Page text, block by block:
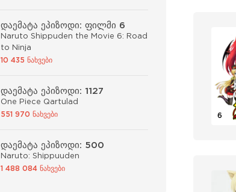
6
1
დაემატა ეპიზოდი: ფილმი 6
Naruto Shippuden the Movie 6: Road
to Ninja
10 435 ნახვები
დაემატა ეპიზოდი: 1127
One Piece Qartulad
551 970 ნახვები
დაემატა ეპიზოდი: 500
Naruto: Shippuuden
1 488 084 ნახვები